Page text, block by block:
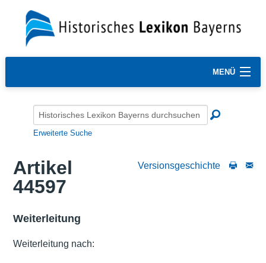
MENÜ
Erweiterte Suche
Versionsgeschichte
Artikel
44597
Weiterleitung
Weiterleitung nach: